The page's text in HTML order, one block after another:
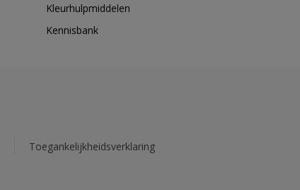
Kleurhulpmiddelen
Kennisbank
Toegankelijkheidsverklaring